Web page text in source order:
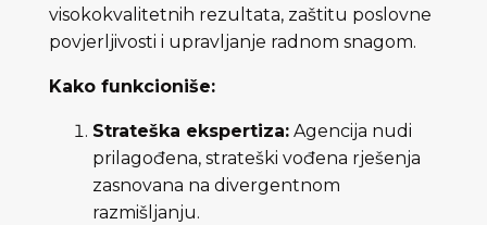
visokokvalitetnih rezultata, zaštitu poslovne
povjerljivosti i upravljanje radnom snagom.
Kako funkcioniše:
Strateška ekspertiza: Agencija nudi
prilagođena, strateški vođena rješenja
zasnovana na divergentnom
razmišljanju.